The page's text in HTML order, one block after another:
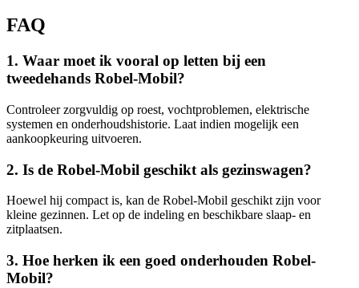
FAQ
1. Waar moet ik vooral op letten bij een
tweedehands Robel-Mobil?
Controleer zorgvuldig op roest, vochtproblemen, elektrische
systemen en onderhoudshistorie. Laat indien mogelijk een
aankoopkeuring uitvoeren.
2. Is de Robel-Mobil geschikt als gezinswagen?
Hoewel hij compact is, kan de Robel-Mobil geschikt zijn voor
kleine gezinnen. Let op de indeling en beschikbare slaap- en
zitplaatsen.
3. Hoe herken ik een goed onderhouden Robel-
Mobil?